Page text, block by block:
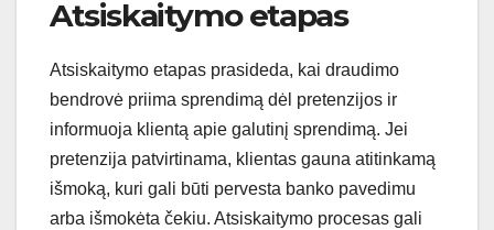
Atsiskaitymo etapas
Atsiskaitymo etapas prasideda, kai draudimo
bendrovė priima sprendimą dėl pretenzijos ir
informuoja klientą apie galutinį sprendimą. Jei
pretenzija patvirtinama, klientas gauna atitinkamą
išmoką, kuri gali būti pervesta banko pavedimu
arba išmokėta čekiu. Atsiskaitymo procesas gali